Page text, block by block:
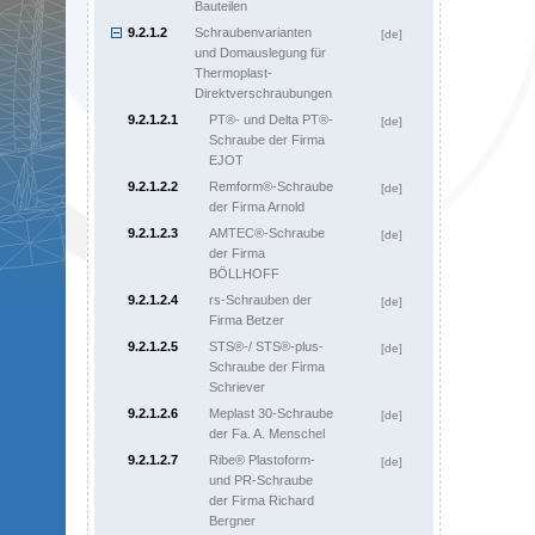
Bauteilen
9.2.1.2
Schraubenvarianten
und Domauslegung für
Thermoplast-
Direktverschraubungen
[de]
9.2.1.2.1
PT®- und Delta PT®-
Schraube der Firma
EJOT
[de]
9.2.1.2.2
Remform®-Schraube
der Firma Arnold
[de]
9.2.1.2.3
AMTEC®-Schraube
der Firma
BÖLLHOFF
[de]
9.2.1.2.4
rs-Schrauben der
Firma Betzer
[de]
9.2.1.2.5
STS®-/ STS®-plus-
Schraube der Firma
Schriever
[de]
9.2.1.2.6
Meplast 30-Schraube
der Fa. A. Menschel
[de]
9.2.1.2.7
Ribe® Plastoform-
und PR-Schraube
der Firma Richard
Bergner
[de]